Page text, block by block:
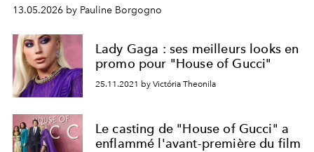
13.05.2026 by Pauline Borgogno
Lady Gaga : ses meilleurs looks en
promo pour "House of Gucci"
25.11.2021 by Victória Theonila
Le casting de "House of Gucci" a
enflammé l'avant-première du film